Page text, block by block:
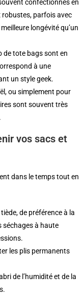
confectionnés en
parfois avec
longévité qu’un
de tote bags sont en
à une
un style geek.
ou simplement pour
sont souvent très
vos sacs et
dans le temps tout en
de préférence à la
séchages à haute
les plis permanents
de l’humidité et de la